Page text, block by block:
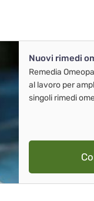
Nuovi rimedi
Remedia
al lavoro per
singoli rimedi